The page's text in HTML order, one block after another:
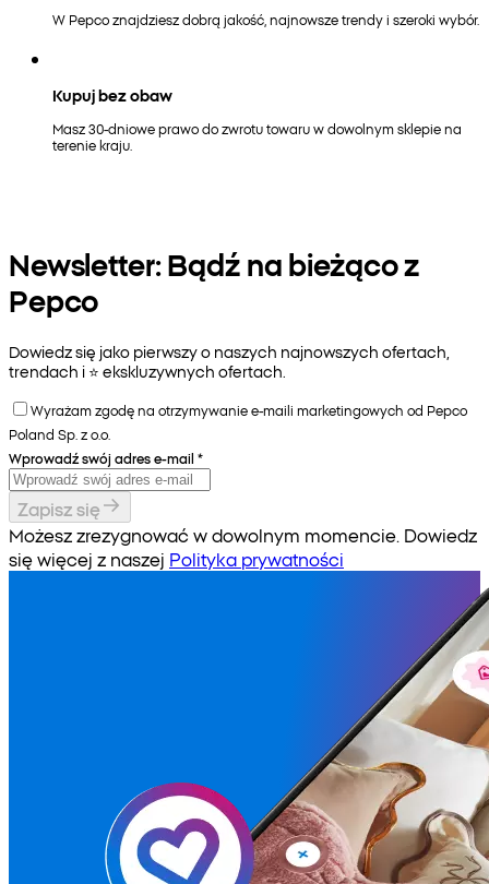
W Pepco znajdziesz dobrą jakość, najnowsze trendy i szeroki wybór.
Kupuj bez obaw
Masz 30-dniowe prawo do zwrotu towaru w dowolnym sklepie na
terenie kraju.
Newsletter: Bądź na bieżąco z
Pepco
Dowiedz się jako pierwszy o naszych najnowszych ofertach,
trendach i ⭐️ ekskluzywnych ofertach.
Wyrażam zgodę na otrzymywanie e-maili marketingowych od Pepco
Poland Sp. z o.o.
Wprowadź swój adres e-mail *
Zapisz się
Możesz zrezygnować w dowolnym momencie. Dowiedz
się więcej z naszej Polityka prywatności